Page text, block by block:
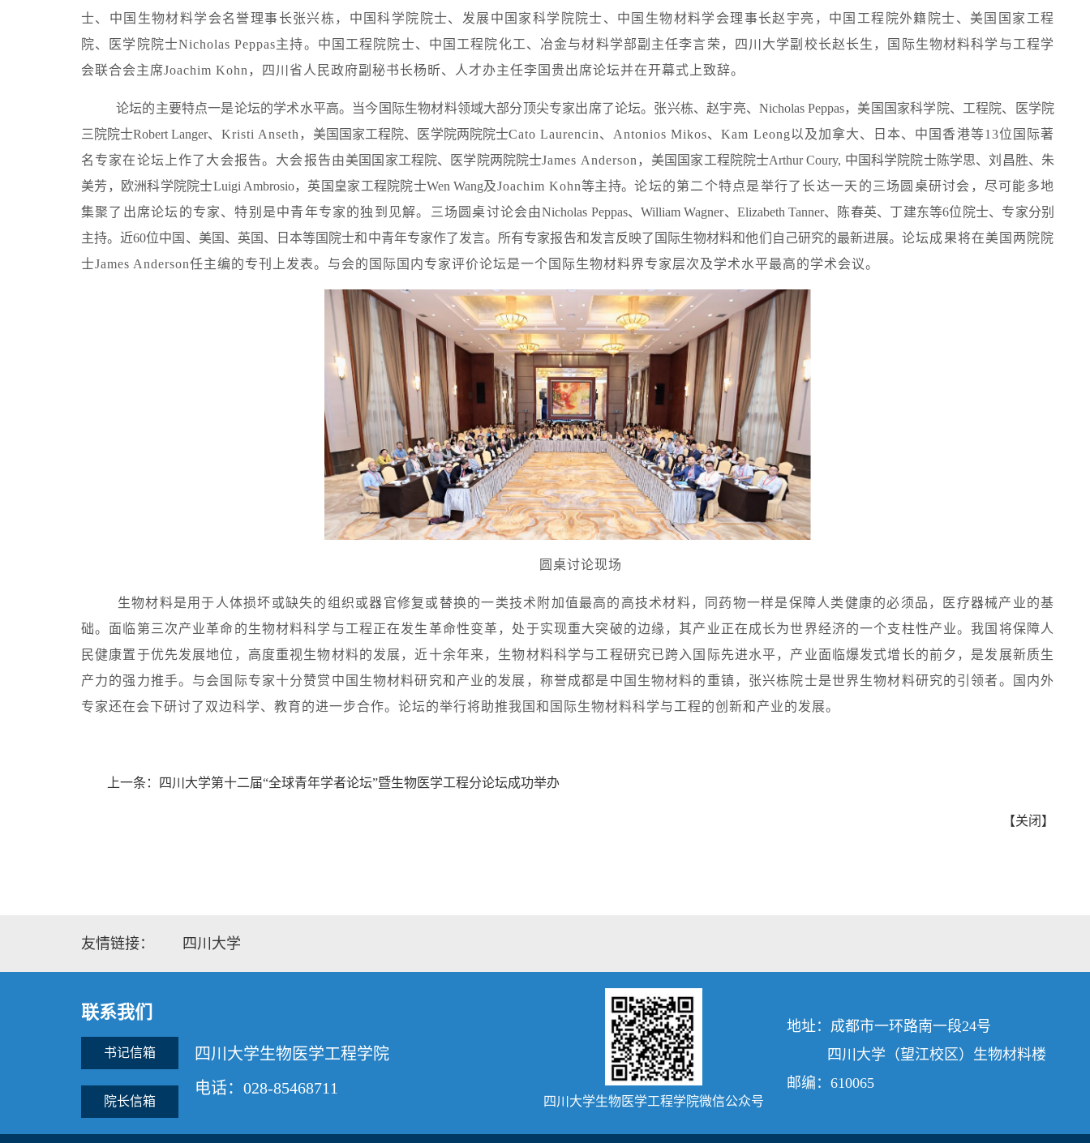
士、中国生物材料学会名誉理事长张兴栋，中国科学院院士、发展中国家科学院院士、中国生物材料学会理事长赵宇亮，中国工程院外籍院士、美国国家工程
院、医学院院士Nicholas Peppas主持。中国工程院院士、中国工程院化工、冶金与材料学部副主任李言荣，四川大学副校长赵长生，国际生物材料科学与工程学
会联合会主席Joachim Kohn，四川省人民政府副秘书长杨昕、人才办主任李国贵出席论坛并在开幕式上致辞。
论坛的主要特点一是论坛的学术水平高。当今国际生物材料领域大部分顶尖专家出席了论坛。张兴栋、赵宇亮、Nicholas Peppas，美国国家科学院、工程院、医学院
三院院士Robert Langer、 Kristi Anseth， 美国国家工程院、医学院两院院士Cato Laurencin、Antonios Mikos、Kam Leong以及加拿大、日本、中国香港等13位国际著
名专家在论坛上作了大会报告。大会报告由美国国家工程院、医学院两院院士James Anderson， 美国国家工程院院士Arthur Coury, 中国科学院院士陈学思、刘昌胜、朱
美芳，欧洲科学院院士Luigi Ambrosio，英国皇家工程院院士Wen Wang及Joachim Kohn等主持。论坛的第二个特点是举行了长达一天的三场圆桌研讨会，尽可能多地
集聚了出席论坛的专家、特别是中青年专家的独到见解。三场圆桌讨论会由Nicholas Peppas、William Wagner、Elizabeth Tanner、陈春英、丁建东等6位院士、专家分别
主持。近60位中国、美国、英国、日本等国院士和中青年专家作了发言。所有专家报告和发言反映了国际生物材料和他们自己研究的最新进展。论坛成果将在美国两院院
士James Anderson任主编的专刊上发表。与会的国际国内专家评价论坛是一个国际生物材料界专家层次及学术水平最高的学术会议。
圆桌讨论现场
生物材料是用于人体损坏或缺失的组织或器官修复或替换的一类技术附加值最高的高技术材料，同药物一样是保障人类健康的必须品，医疗器械产业的基
础。面临第三次产业革命的生物材料科学与工程正在发生革命性变革，处于实现重大突破的边缘，其产业正在成长为世界经济的一个支柱性产业。我国将保障人
民健康置于优先发展地位，高度重视生物材料的发展，近十余年来，生物材料科学与工程研究已跨入国际先进水平，产业面临爆发式增长的前夕，是发展新质生
产力的强力推手。与会国际专家十分赞赏中国生物材料研究和产业的发展，称誉成都是中国生物材料的重镇，张兴栋院士是世界生物材料研究的引领者。国内外
专家还在会下研讨了双边科学、教育的进一步合作。论坛的举行将助推我国和国际生物材料科学与工程的创新和产业的发展。
上一条：四川大学第十二届“全球青年学者论坛”暨生物医学工程分论坛成功举办
【关闭 】
友情链接： 四川大学
联系我们
书记信箱
院长信箱
四川大学生物医学工程学院
电话：028-85468711
地址：成都市一环路南一段24号
四川大学（望江校区） 生物材料楼
邮编：610065
四川大学生物医学工程学院微信公众号